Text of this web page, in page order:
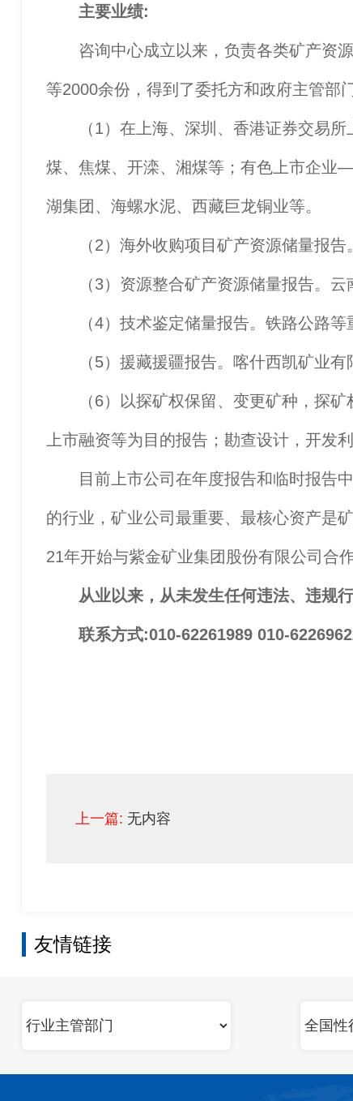
主要业绩:
咨询中心成立以来，负责各类矿产资源
等2000余份，得到了委托方和政府主管部
（1）在上海、深圳、香港证券交易所
煤、焦煤、开滦、湘煤等；有色上市企
湖集团、海螺水泥、西藏巨龙铜业等。
（2）海外收购项目矿产资源储量报告
（3）资源整合矿产资源储量报告。云
（4）技术鉴定储量报告。铁路公路等
（5）援藏援疆报告。喀什西凯矿业有
（6）以探矿权保留、变更矿种，探矿
上市融资等为目的报告；勘查设计，开发
目前上市公司在年度报告和临时报告中
的行业，矿业公司最重要、最核心资产是
21年开始与紫金矿业集团股份有限公司合
从业以来，从未发生任何违法、违规
联系方式:010-62261989 010-
上一篇: 无内容
友情链接